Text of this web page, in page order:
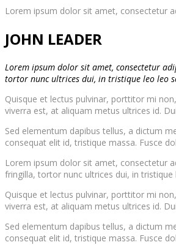
Lorem ipsum dolor sit amet, consectetur
JOHN LEADER
Lorem ipsum dolor sit amet, consectetur
tortor nunc ultrices dui, in tristique leo leo
Quisque et lectus pulvinar, porttitor mi
viverra est, at aliquam metus ultrices id.
Sed elementum dapibus tellus, a dictum
consequat elit id, tristique massa. Fusce
Lorem ipsum dolor sit amet, consectetur
fringilla, tortor nunc ultrices dui, in tristique
Quisque et lectus pulvinar, porttitor mi
viverra est, at aliquam metus ultrices id.
Sed elementum dapibus tellus, a dictum
consequat elit id, tristique massa. Fusce